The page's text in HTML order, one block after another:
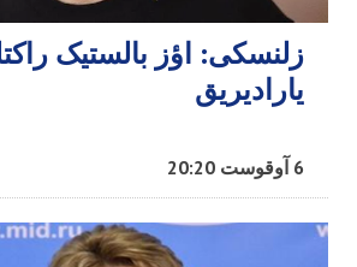
زلنسکی: اؤز بالستیک
یارادیریق
6 آوقوست 20:20